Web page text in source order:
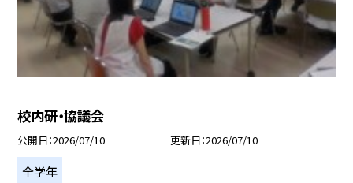
校内研・協議会
公開日 2026/07/10 更新日 2026/07/10
全学年